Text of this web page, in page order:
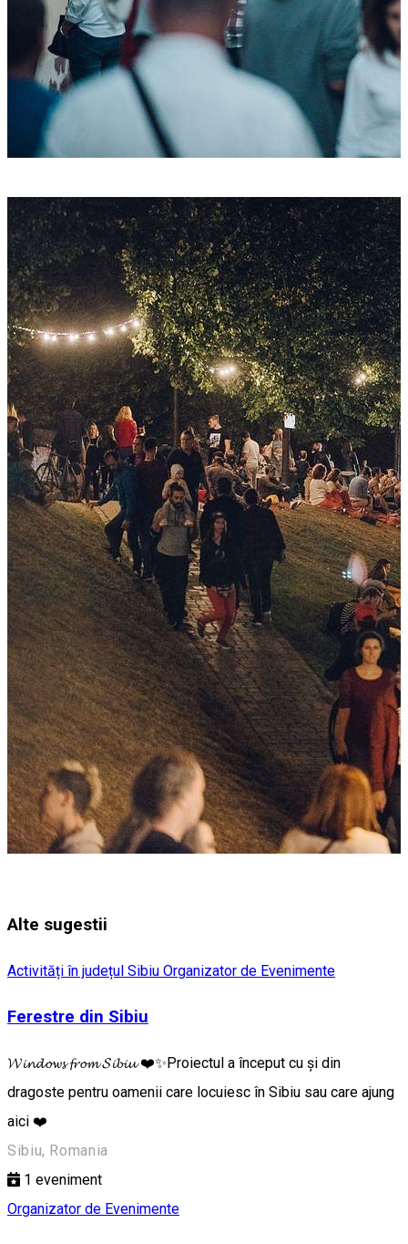
Alte sugestii
Activități în județul Sibiu Organizator de Evenimente
Ferestre din Sibiu
𝓦𝓲𝓷𝓭𝓸𝔀𝓼 𝓯𝓻𝓸𝓶 𝓢𝓲𝓫𝓲𝓾 ❤️✨Proiectul a început cu și din
dragoste pentru oamenii care locuiesc în Sibiu sau care ajung
aici ❤️
Sibiu, Romania
1 eveniment
Organizator de Evenimente